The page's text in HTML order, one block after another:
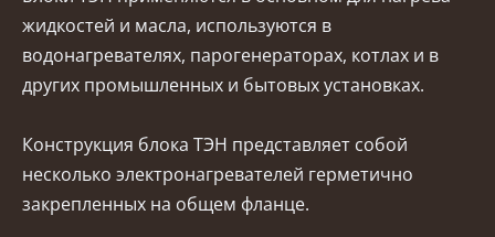
жидкостей и масла, используются в
водонагревателях, парогенераторах, котлах и в
других промышленных и бытовых установках.
Конструкция блока ТЭН представляет собой
несколько электронагревателей герметично
закрепленных на общем фланце.